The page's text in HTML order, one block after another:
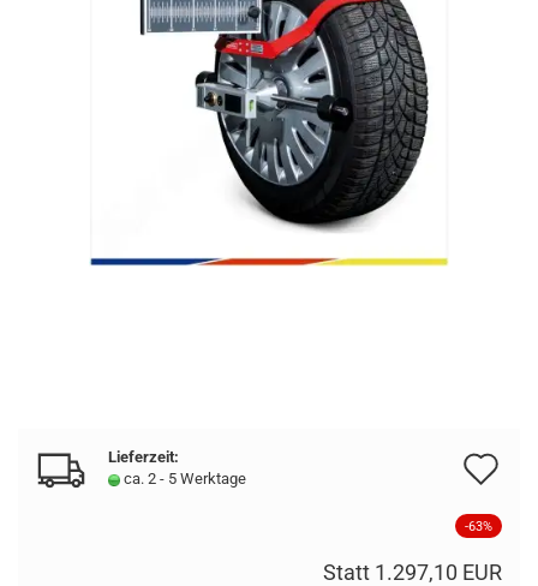
Lieferzeit:
ca. 2 - 5 Werktage
-63%
Statt 1.297,10 EUR